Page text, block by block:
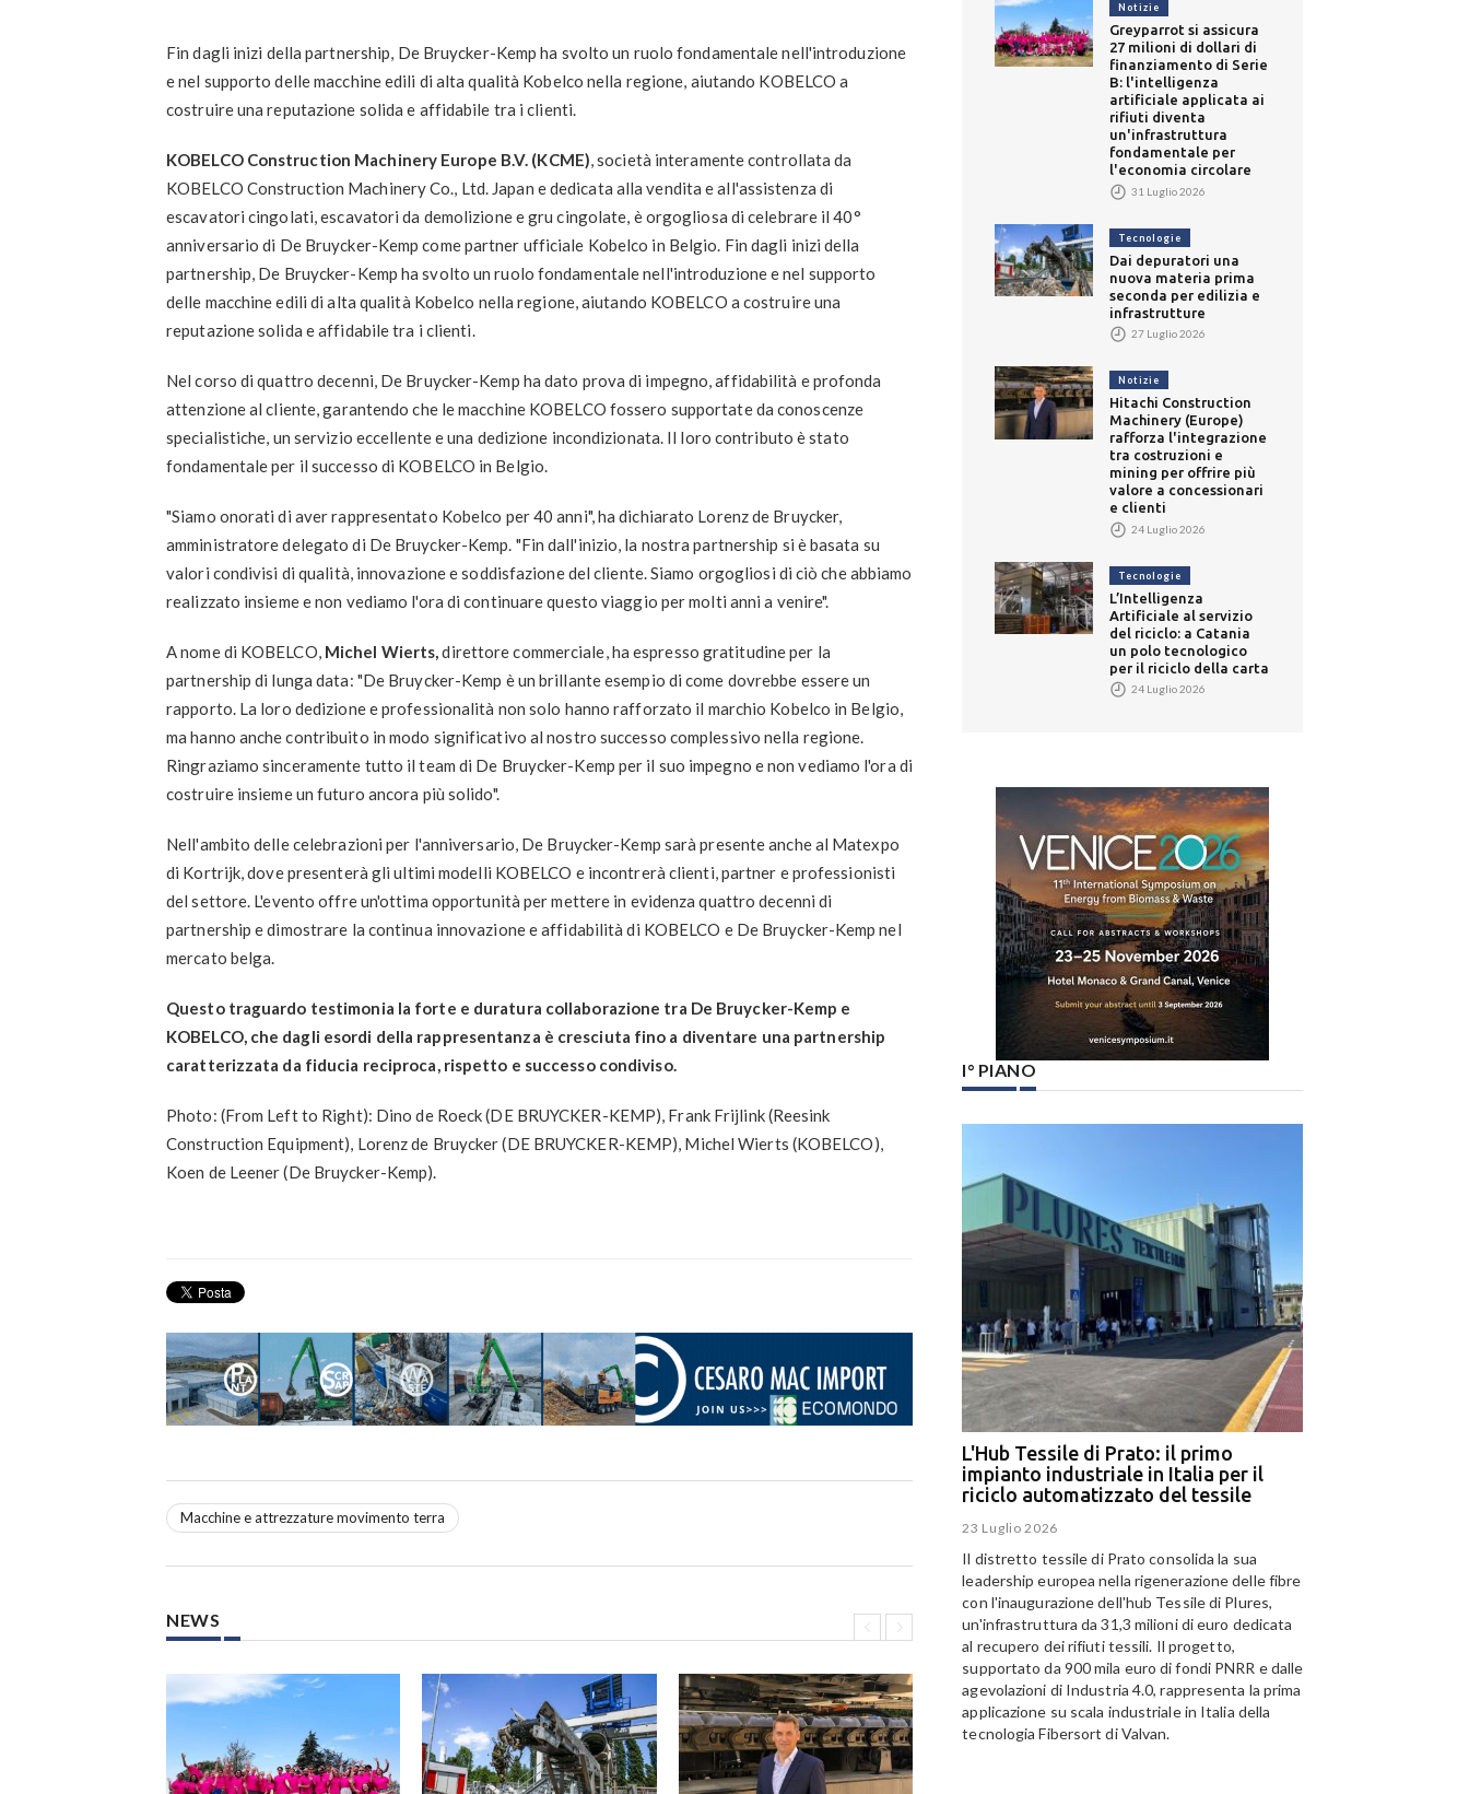
Fin dagli inizi della partnership, De Bruycker-Kemp ha svolto un ruolo fondamentale nell'introduzione
e nel supporto delle macchine edili di alta qualità Kobelco nella regione, aiutando KOBELCO a
costruire una reputazione solida e affidabile tra i clienti.
KOBELCO Construction Machinery Europe B.V. (KCME), società interamente controllata da
KOBELCO Construction Machinery Co., Ltd. Japan e dedicata alla vendita e all'assistenza di
escavatori cingolati, escavatori da demolizione e gru cingolate, è orgogliosa di celebrare il 40°
anniversario di De Bruycker-Kemp come partner ufficiale Kobelco in Belgio. Fin dagli inizi della
partnership, De Bruycker-Kemp ha svolto un ruolo fondamentale nell'introduzione e nel supporto
delle macchine edili di alta qualità Kobelco nella regione, aiutando KOBELCO a costruire una
reputazione solida e affidabile tra i clienti.
Nel corso di quattro decenni, De Bruycker-Kemp ha dato prova di impegno, affidabilità e profonda
attenzione al cliente, garantendo che le macchine KOBELCO fossero supportate da conoscenze
specialistiche, un servizio eccellente e una dedizione incondizionata. Il loro contributo è stato
fondamentale per il successo di KOBELCO in Belgio.
"Siamo onorati di aver rappresentato Kobelco per 40 anni", ha dichiarato Lorenz de Bruycker,
amministratore delegato di De Bruycker-Kemp. "Fin dall'inizio, la nostra partnership si è basata su
valori condivisi di qualità, innovazione e soddisfazione del cliente. Siamo orgogliosi di ciò che abbiamo
realizzato insieme e non vediamo l'ora di continuare questo viaggio per molti anni a venire".
A nome di KOBELCO, Michel Wierts,direttore commerciale, ha espresso gratitudine per la
partnership di lunga data: "De Bruycker-Kemp è un brillante esempio di come dovrebbe essere un
rapporto. La loro dedizione e professionalità non solo hanno rafforzato il marchio Kobelco in Belgio,
ma hanno anche contribuito in modo significativo al nostro successo complessivo nella regione.
Ringraziamo sinceramente tutto il team di De Bruycker-Kemp per il suo impegno e non vediamo l'ora di
costruire insieme un futuro ancora più solido".
Nell'ambito delle celebrazioni per l'anniversario, De Bruycker-Kemp sarà presente anche al Matexpo
di Kortrijk, dove presenterà gli ultimi modelli KOBELCO e incontrerà clienti, partner e professionisti
del settore. L'evento offre un'ottima opportunità per mettere in evidenza quattro decenni di
partnership e dimostrare la continua innovazione e affidabilità di KOBELCO e De Bruycker-Kemp nel
mercato belga.
Questo traguardo testimonia la forte e duratura collaborazione tra De Bruycker-Kemp e
KOBELCO, che dagli esordi della rappresentanza è cresciuta fino a diventare una partnership
caratterizzata da fiducia reciproca, rispetto e successo condiviso.
Photo: (From Left to Right): Dino de Roeck (DE BRUYCKER-KEMP), Frank Frijlink (Reesink
Construction Equipment), Lorenz de Bruycker (DE BRUYCKER-KEMP), Michel Wierts (KOBELCO),
Koen de Leener (De Bruycker-Kemp).
Macchine e attrezzature movimento terra
NEWS
Notizie
Greyparrot si assicura
27 milioni di dollari di
finanziamento di Serie
B: l'intelligenza
artificiale applicata ai
rifiuti diventa
un'infrastruttura
fondamentale per
l'economia circolare
31 Luglio 2026
Tecnologie
Dai depuratori una
nuova materia prima
seconda per edilizia e
infrastrutture
27 Luglio 2026
Notizie
Hitachi Construction
Machinery (Europe)
rafforza l'integrazione
tra costruzioni e
mining per offrire più
valore a concessionari
e clienti
24 Luglio 2026
Tecnologie
L’Intelligenza
Artificiale al servizio
del riciclo: a Catania
un polo tecnologico
per il riciclo della carta
24 Luglio 2026
I° PIANO
L'Hub Tessile di Prato: il primo
impianto industriale in Italia per il
riciclo automatizzato del tessile
23 Luglio 2026
Il distretto tessile di Prato consolida la sua
leadership europea nella rigenerazione delle fibre
con l'inaugurazione dell'hub Tessile di Plures,
un'infrastruttura da 31,3 milioni di euro dedicata
al recupero dei rifiuti tessili. Il progetto,
supportato da 900 mila euro di fondi PNRR e dalle
agevolazioni di Industria 4.0, rappresenta la prima
applicazione su scala industriale in Italia della
tecnologia Fibersort di Valvan.